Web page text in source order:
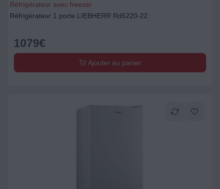
Réfrigérateur avec freezer
Réfrigérateur 1 porte LIEBHERR Rd5220-22
1079€
Ajouter au panier